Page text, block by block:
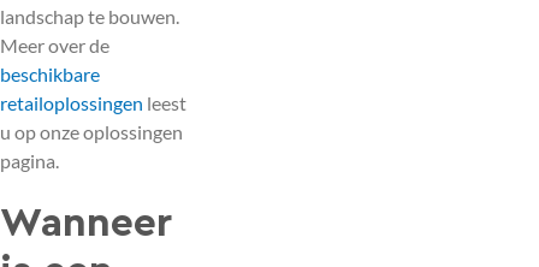
landschap te bouwen.
Meer over de
beschikbare
retailoplossingen leest
u op onze oplossingen
pagina.
Wanneer